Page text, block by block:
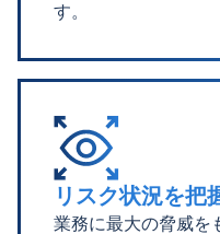
す。
リスク状況を把
業務に最大の脅威を